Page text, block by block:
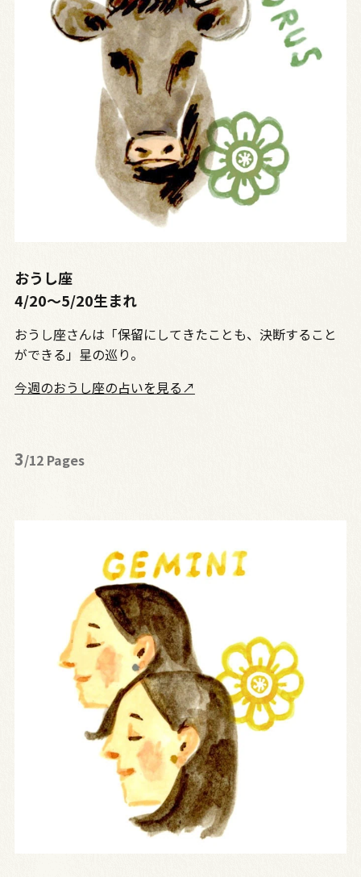
おうし座
4/20～5/20生まれ
おうし座さんは「保留にしてきたことも、決断すること
ができる」星の巡り。
今週のおうし座の占いを見る↗
3/12 Pages